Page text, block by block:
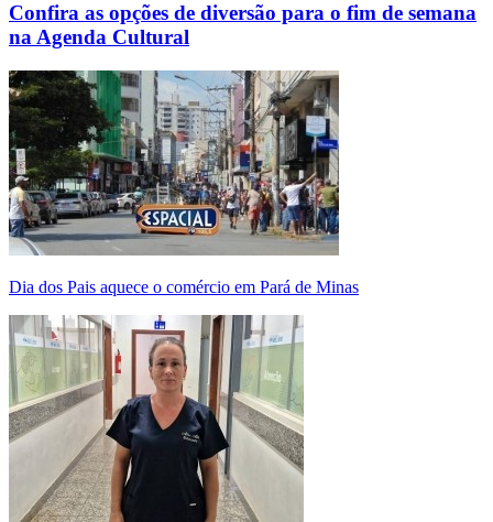
Confira as opções de diversão para o fim de semana
na Agenda Cultural
Dia dos Pais aquece o comércio em Pará de Minas